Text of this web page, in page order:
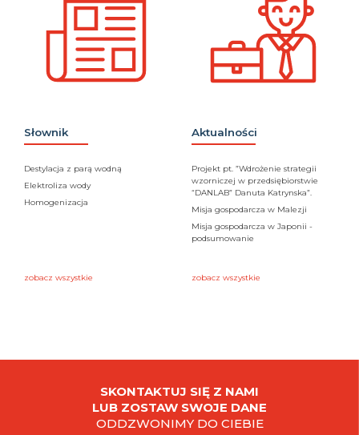
Słownik
Destylacja z parą wodną
Elektroliza wody
Homogenizacja
zobacz wszystkie
Aktualności
Projekt pt. ”Wdrożenie strategii
wzorniczej w przedsiębiorstwie
“DANLAB” Danuta Katrynska”.
Misja gospodarcza w Malezji
Misja gospodarcza w Japonii -
podsumowanie
zobacz wszystkie
SKONTAKTUJ SIĘ Z NAMI
LUB ZOSTAW SWOJE DANE
ODDZWONIMY DO CIEBIE